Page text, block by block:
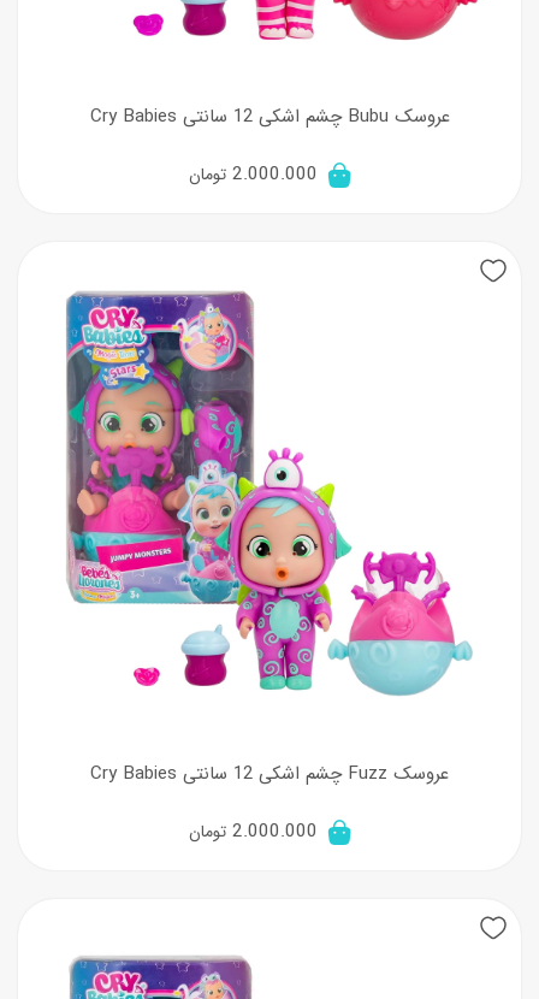
عروسک Bubu چشم اشکی 12 سانتی Cry Babies
2.000.000 تومان
عروسک Fuzz چشم اشکی 12 سانتی Cry Babies
2.000.000 تومان